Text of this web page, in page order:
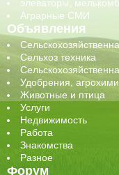
элеваторы,
Аграрные СМИ
Объявления
Сельхоз техника
Удобрения,
Животные и птица
Услуги
Недвижимость
Работа
Знакомства
Разное
Форум